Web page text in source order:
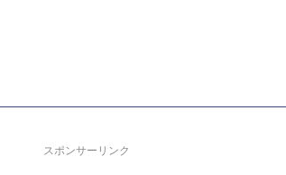
スポンサーリンク